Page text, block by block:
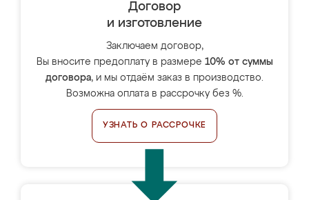
Договор
и изготовление
Заключаем договор,
Вы вносите предоплату в размере 10% от суммы
договора, и мы отдаём заказ в производство.
Возможна оплата в рассрочку без %.
УЗНАТЬ О РАССРОЧКЕ